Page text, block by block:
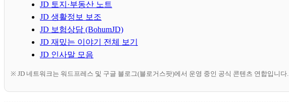
JD 토지·부동산 노트
JD 생활정보 보조
JD 보험상담 (BohumJD)
JD 재밌는 이야기 전체 보기
JD 인사말 모음
※ JD 네트워크는 워드프레스 및 구글 블로그(블로거스팟)에서 운영 중인 공식 콘텐츠 연합입니다.